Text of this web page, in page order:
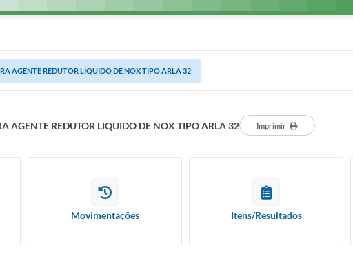
AGENTE REDUTOR LIQUIDO DE NOX TIPO ARLA 32
AGENTE REDUTOR LIQUIDO DE NOX TIPO ARLA 32 Imprimir
Movimentações Itens/Resultados